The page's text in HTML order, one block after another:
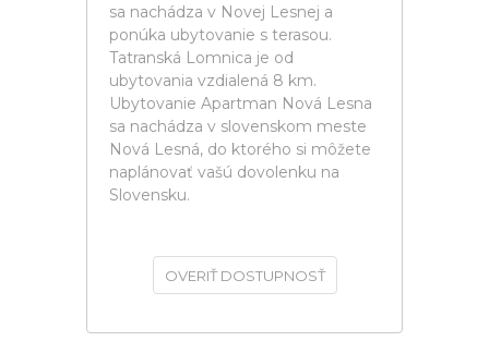
sa nachádza v Novej Lesnej a
ponúka ubytovanie s terasou.
Tatranská Lomnica je od
ubytovania vzdialená 8 km.
Ubytovanie Apartman Nová Lesna
sa nachádza v slovenskom meste
Nová Lesná, do ktorého si môžete
naplánovať vašú dovolenku na
Slovensku.
OVERIŤ DOSTUPNOSŤ